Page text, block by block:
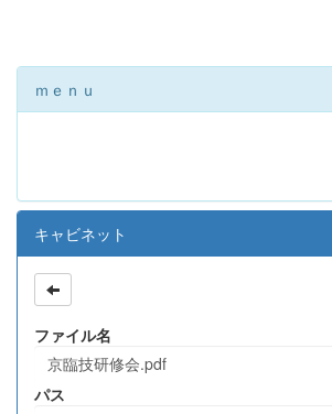
ｍｅｎｕ
キャビネット
ファイル名
京臨技研修会.pdf
パス